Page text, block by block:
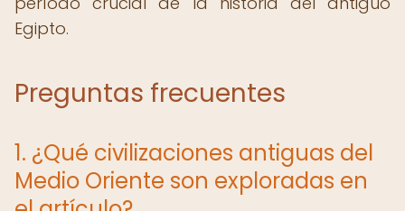
Egipto.
Preguntas frecuentes
1. ¿Qué civilizaciones antiguas del
Medio Oriente son exploradas en